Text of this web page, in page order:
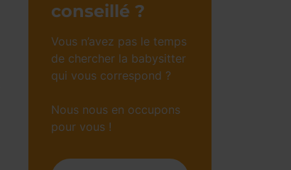
conseillé ?
Vous n’avez pas le temps
de chercher la babysitter
qui vous correspond ?
Nous nous en occupons
pour vous !